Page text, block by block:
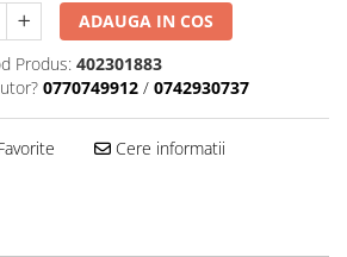
ADAUGA IN COS
Produs: 402301883
0770749912 / 0742930737
Cere informatii